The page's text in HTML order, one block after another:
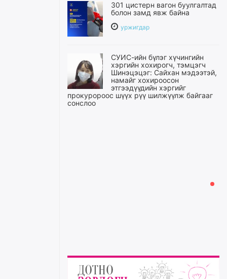
301 цистерн вагон буулгалтад
болон замд явж байна
уржигдар
СУИС-ийн бүлэг хүчингийн
хэргийн хохирогч, тэмцэгч
Шинэцэцэг: Сайхан мэдээтэй,
намайг хохироосон
этгээдүүдийн хэргийг
прокуророос шүүх рүү шилжүүлж байгааг
сонслоо
Ц.Сандаг-Очир: COP17 ба